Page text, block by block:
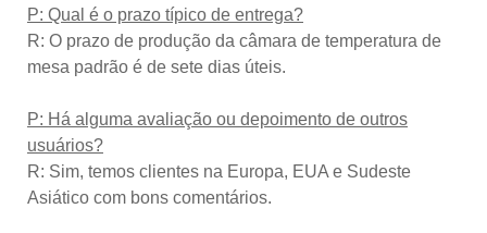
P: Qual é o prazo típico de entrega?
R: O prazo de produção da câmara de temperatura de
mesa padrão é de sete dias úteis.
P: Há alguma avaliação ou depoimento de outros
usuários?
R: Sim, temos clientes na Europa, EUA e Sudeste
Asiático com bons comentários.